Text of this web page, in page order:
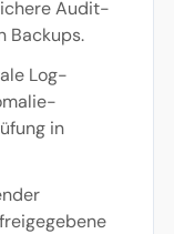
Audit-
Backups.
Log-
in